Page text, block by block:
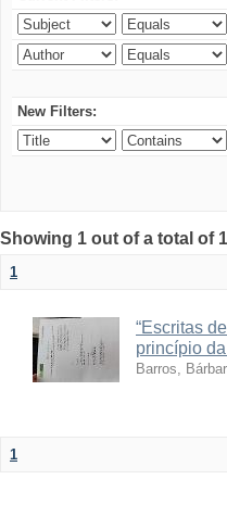
New Filters:
Showing 1 out of a total of
1
“Escritas
princípio
Barros,
1